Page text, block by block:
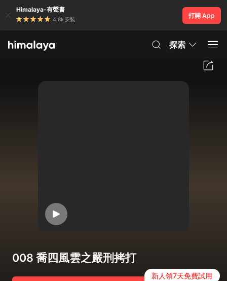
Himalaya-有聲書
4.8k 安裝
打開 App
探索
008 喬四風雲之嚴刑拷打
新人領7天免費試用